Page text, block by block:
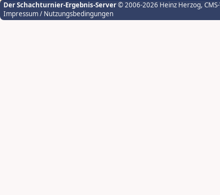
Der Schachturnier-Ergebnis-Server© 2006-2026 Heinz Herzog,
Impressum / Nutzungsbedingungen